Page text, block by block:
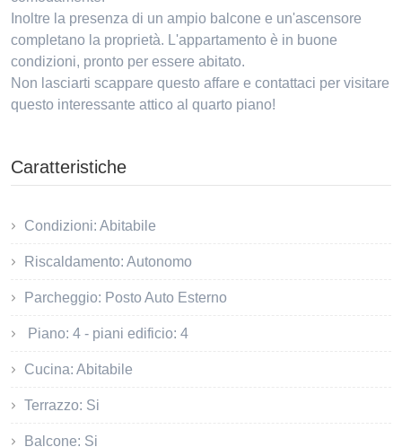
Inoltre la presenza di un ampio balcone e un'ascensore
completano la proprietà. L'appartamento è in buone
condizioni, pronto per essere abitato.
Non lasciarti scappare questo affare e contattaci per visitare
questo interessante attico al quarto piano!
Caratteristiche
Condizioni: Abitabile
Riscaldamento: Autonomo
Parcheggio: Posto Auto Esterno
Piano: 4 - piani edificio: 4
Cucina: Abitabile
Terrazzo: Si
Balcone: Si